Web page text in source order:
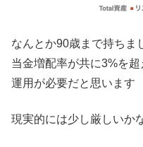
なんとか90歳まで持ちま
当金増配率が共に3%を
運用が必要だと思います
現実的には少し厳しいか